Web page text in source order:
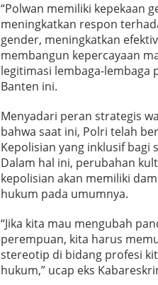
“Polwan memiliki kepekaan
meningkatkan respon
gender, meningkatkan
membangun kepercayaan
legitimasi lembaga-lembaga
Banten ini.
Menyadari peran strategis
bahwa saat ini, Polri telah
Kepolisian yang inklusif
Dalam hal ini, perubahan
kepolisian akan memiliki
hukum pada umumnya.
“Jika kita mau mengubah
perempuan, kita harus
stereotip di bidang profesi
hukum,” ucap eks